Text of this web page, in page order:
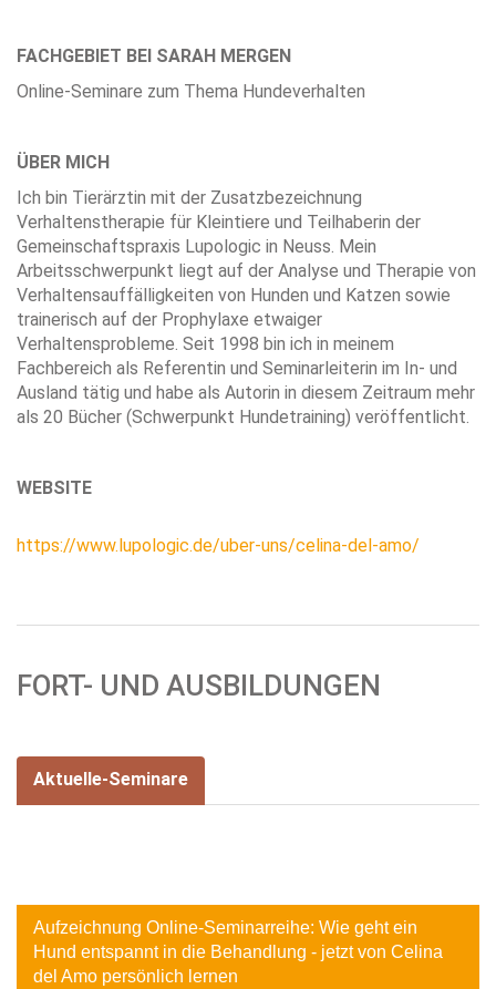
FACHGEBIET BEI SARAH MERGEN
Online-Seminare zum Thema Hundeverhalten
ÜBER MICH
Ich bin Tierärztin mit der Zusatzbezeichnung
Verhaltenstherapie für Kleintiere und Teilhaberin der
Gemeinschaftspraxis Lupologic in Neuss. Mein
Arbeitsschwerpunkt liegt auf der Analyse und Therapie von
Verhaltensauffälligkeiten von Hunden und Katzen sowie
trainerisch auf der Prophylaxe etwaiger
Verhaltensprobleme. Seit 1998 bin ich in meinem
Fachbereich als Referentin und Seminarleiterin im In- und
Ausland tätig und habe als Autorin in diesem Zeitraum mehr
als 20 Bücher (Schwerpunkt Hundetraining) veröffentlicht.
WEBSITE
https://www.lupologic.de/uber-uns/celina-del-amo/
FORT- UND AUSBILDUNGEN
Aktuelle-Seminare
Aufzeichnung Online-Seminarreihe: Wie geht ein
Hund entspannt in die Behandlung - jetzt von Celina
del Amo persönlich lernen